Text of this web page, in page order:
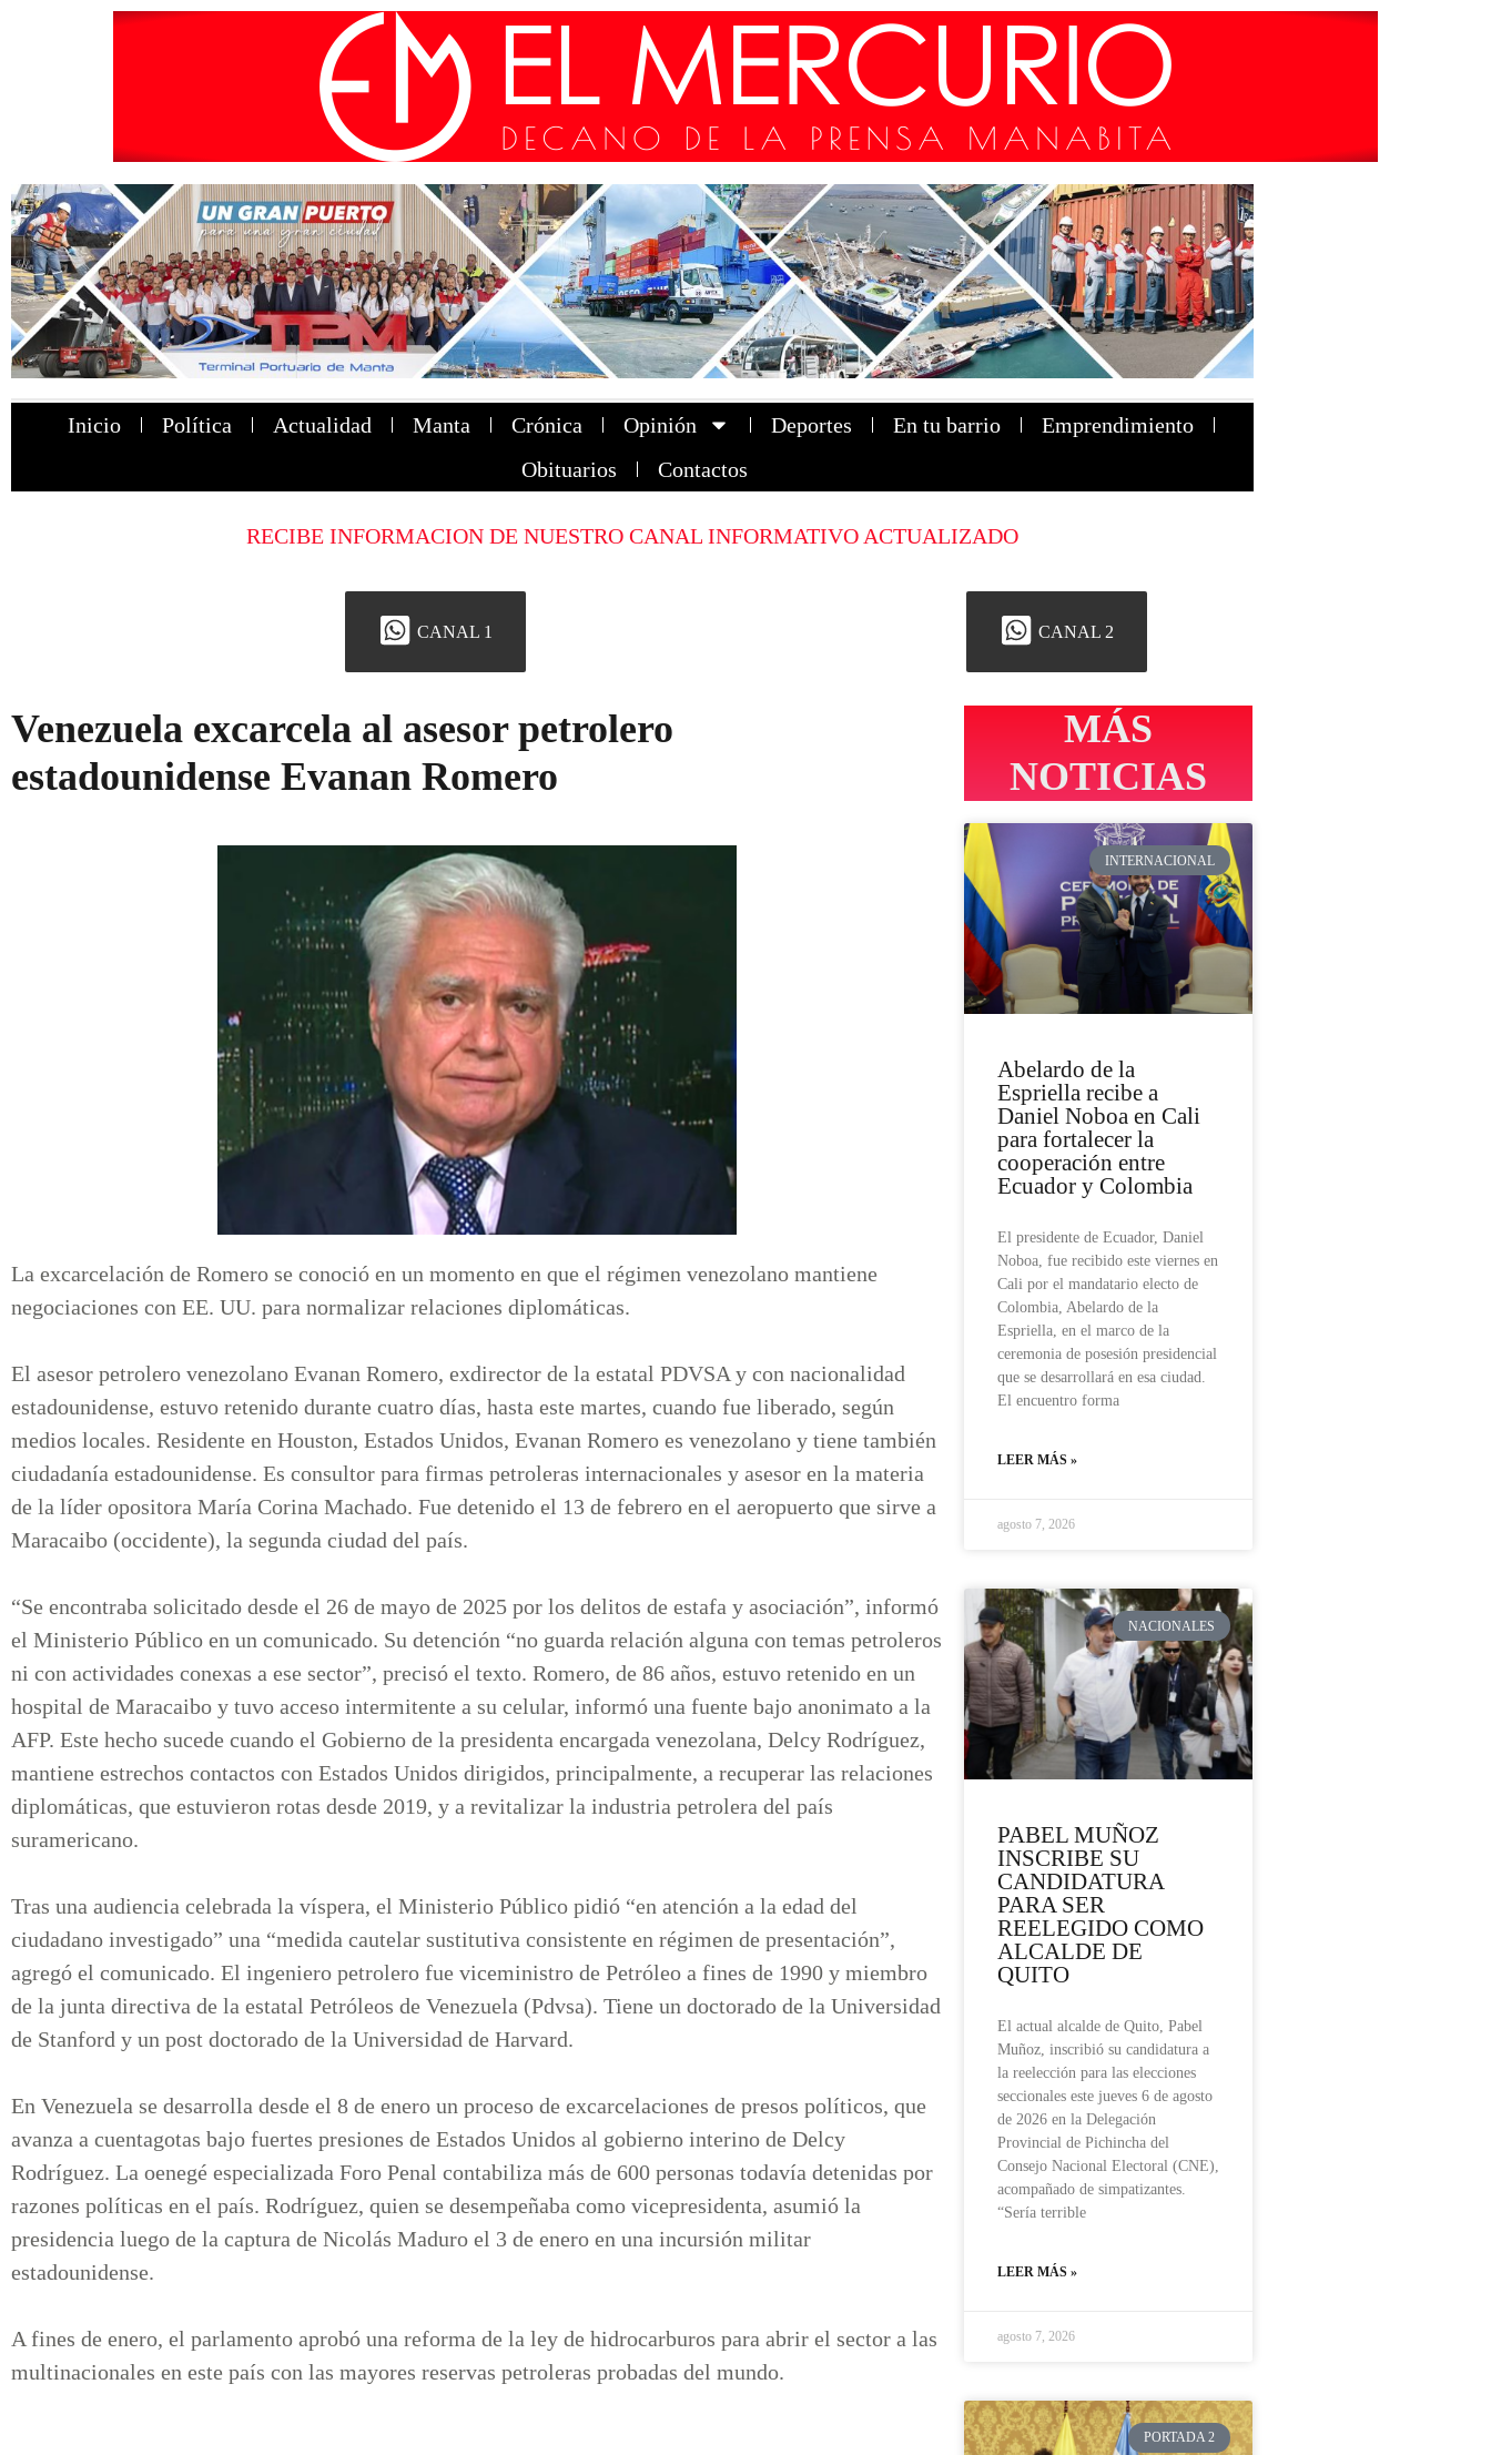
Inicio Política Actualidad Manta Crónica Opinión Deportes En tu barrio
Emprendimiento
Obituarios
Contactos
RECIBE INFORMACION DE NUESTRO CANAL INFORMATIVO ACTUALIZADO
CANAL 1 CANAL 2
Venezuela excarcela al asesor petrolero
estadounidense Evanan Romero
La excarcelación de Romero se conoció en un momento en que el régimen venezolano mantiene
negociaciones con EE. UU. para normalizar relaciones diplomáticas.
El asesor petrolero venezolano Evanan Romero, exdirector de la estatal PDVSA y con nacionalidad
estadounidense, estuvo retenido durante cuatro días, hasta este martes, cuando fue liberado, según
medios locales. Residente en Houston, Estados Unidos, Evanan Romero es venezolano y tiene también
ciudadanía estadounidense. Es consultor para firmas petroleras internacionales y asesor en la materia
de la líder opositora María Corina Machado. Fue detenido el 13 de febrero en el aeropuerto que sirve a
Maracaibo (occidente), la segunda ciudad del país.
“Se encontraba solicitado desde el 26 de mayo de 2025 por los delitos de estafa y asociación”, informó
el Ministerio Público en un comunicado. Su detención “no guarda relación alguna con temas petroleros
ni con actividades conexas a ese sector”, precisó el texto. Romero, de 86 años, estuvo retenido en un
hospital de Maracaibo y tuvo acceso intermitente a su celular, informó una fuente bajo anonimato a la
AFP. Este hecho sucede cuando el Gobierno de la presidenta encargada venezolana, Delcy Rodríguez,
mantiene estrechos contactos con Estados Unidos dirigidos, principalmente, a recuperar las relaciones
diplomáticas, que estuvieron rotas desde 2019, y a revitalizar la industria petrolera del país
suramericano.
Tras una audiencia celebrada la víspera, el Ministerio Público pidió “en atención a la edad del
ciudadano investigado” una “medida cautelar sustitutiva consistente en régimen de presentación”,
agregó el comunicado. El ingeniero petrolero fue viceministro de Petróleo a fines de 1990 y miembro
de la junta directiva de la estatal Petróleos de Venezuela (Pdvsa). Tiene un doctorado de la Universidad
de Stanford y un post doctorado de la Universidad de Harvard.
En Venezuela se desarrolla desde el 8 de enero un proceso de excarcelaciones de presos políticos, que
avanza a cuentagotas bajo fuertes presiones de Estados Unidos al gobierno interino de Delcy
Rodríguez. La oenegé especializada Foro Penal contabiliza más de 600 personas todavía detenidas por
razones políticas en el país. Rodríguez, quien se desempeñaba como vicepresidenta, asumió la
presidencia luego de la captura de Nicolás Maduro el 3 de enero en una incursión militar
estadounidense.
A fines de enero, el parlamento aprobó una reforma de la ley de hidrocarburos para abrir el sector a las
multinacionales en este país con las mayores reservas petroleras probadas del mundo.
MÁS
NOTICIAS
INTERNACIONAL
Abelardo de la
Espriella recibe a
Daniel Noboa en Cali
para fortalecer la
cooperación entre
Ecuador y Colombia
El presidente de Ecuador, Daniel
Noboa, fue recibido este viernes en
Cali por el mandatario electo de
Colombia, Abelardo de la
Espriella, en el marco de la
ceremonia de posesión presidencial
que se desarrollará en esa ciudad.
El encuentro forma
LEER MÁS »
agosto 7, 2026
NACIONALES
PABEL MUÑOZ
INSCRIBE SU
CANDIDATURA
PARA SER
REELEGIDO COMO
ALCALDE DE
QUITO
El actual alcalde de Quito, Pabel
Muñoz, inscribió su candidatura a
la reelección para las elecciones
seccionales este jueves 6 de agosto
de 2026 en la Delegación
Provincial de Pichincha del
Consejo Nacional Electoral (CNE),
acompañado de simpatizantes.
“Sería terrible
LEER MÁS »
agosto 7, 2026
PORTADA 2